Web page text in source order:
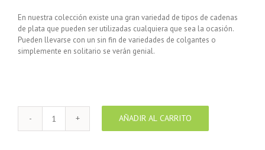
En nuestra colección existe una gran variedad de tipos de cadenas
de plata que pueden ser utilizadas cualquiera que sea la ocasión.
Pueden llevarse con un sin fin de variedades de colgantes o
simplemente en solitario se verán genial.
Cadena
de
AÑADIR AL CARRITO